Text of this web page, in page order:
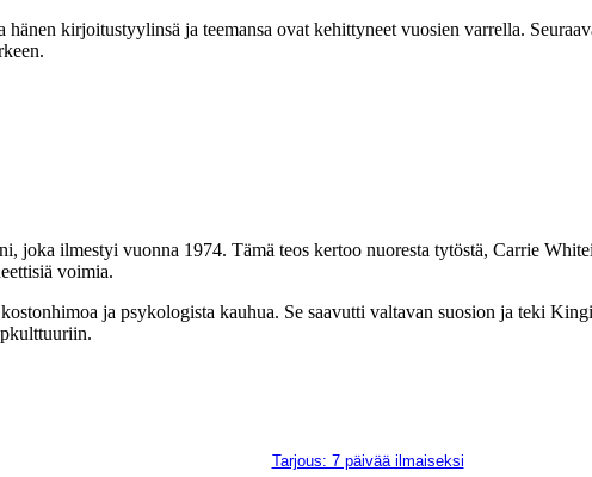
kirjoitustyylinsä ja teemansa ovat kehittyneet vuosien varrella.
joka ilmestyi vuonna 1974. Tämä teos kertoo nuoresta tytöstä, Carrie
voimia.
ja psykologista kauhua. Se saavutti valtavan suosion ja teki
Tarjous: 7 päivää ilmaiseksi